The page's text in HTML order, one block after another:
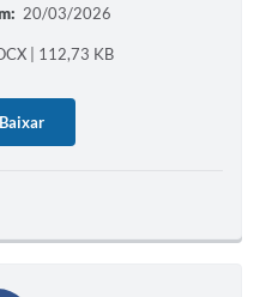
20/03/2026
| 112,73 KB
Baixar